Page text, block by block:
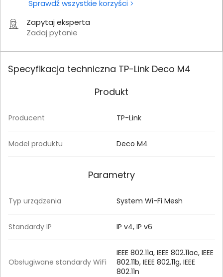
Sprawdź wszystkie korzyści
Zapytaj eksperta
Zadaj pytanie
Specyfikacja techniczna TP-Link Deco M4
Produkt
Producent TP-Link
Model produktu Deco M4
Parametry
Typ urządzenia System Wi-Fi Mesh
Standardy IP IP v4, IP v6
Obsługiwane standardy WiFi
IEEE 802.11a, IEEE 802.11ac, IEEE
802.11b, IEEE 802.11g, IEEE
802.11n